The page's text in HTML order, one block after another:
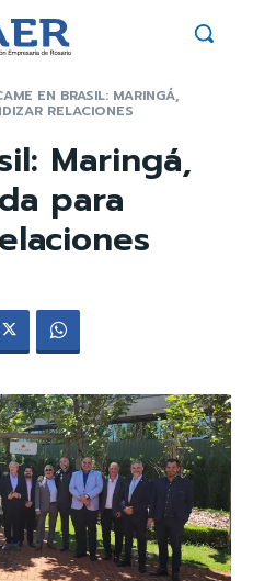
EN BRASIL: MARINGÁ,
RELACIONES
Maringá,
para